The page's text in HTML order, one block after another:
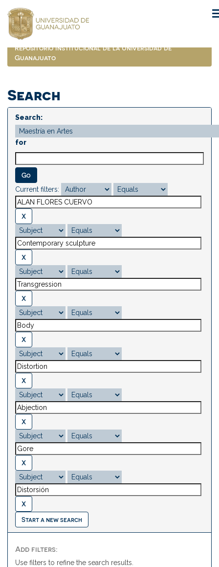
navigation
Repositorio Institucional de la Universidad de
Guanajuato
Search
Search:
for
Current filters:
Start a new search
Add filters:
Use filters to refine the search results.